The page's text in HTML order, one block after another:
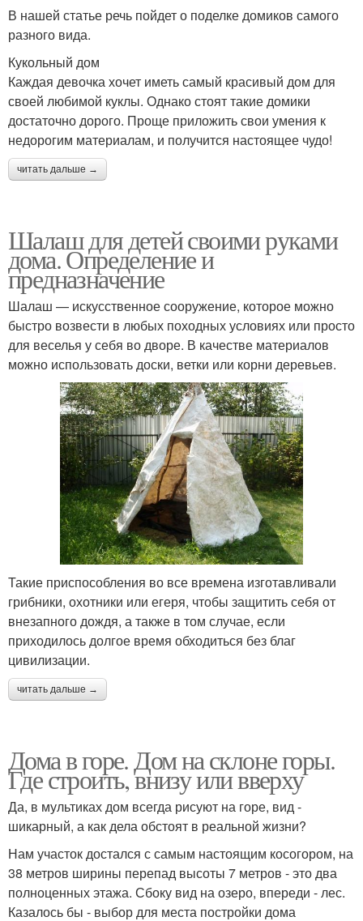
В нашей статье речь пойдет о поделке домиков самого
разного вида.
Кукольный дом
Каждая девочка хочет иметь самый красивый дом для
своей любимой куклы. Однако стоят такие домики
достаточно дорого. Проще приложить свои умения к
недорогим материалам, и получится настоящее чудо!
читать дальше →
Шалаш для детей своими руками
дома. Определение и
предназначение
Шалаш — искусственное сооружение, которое можно
быстро возвести в любых походных условиях или просто
для веселья у себя во дворе. В качестве материалов
можно использовать доски, ветки или корни деревьев.
Такие приспособления во все времена изготавливали
грибники, охотники или егеря, чтобы защитить себя от
внезапного дождя, а также в том случае, если
приходилось долгое время обходиться без благ
цивилизации.
читать дальше →
Дома в горе. Дом на склоне горы.
Где строить, внизу или вверху
Да, в мультиках дом всегда рисуют на горе, вид -
шикарный, а как дела обстоят в реальной жизни?
Нам участок достался с самым настоящим косогором, на
38 метров ширины перепад высоты 7 метров - это два
полноценных этажа. Сбоку вид на озеро, впереди - лес.
Казалось бы - выбор для места постройки дома